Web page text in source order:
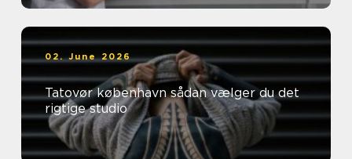
02. June 2026
Tatovør københavn sådan vælger du det
rigtige studio